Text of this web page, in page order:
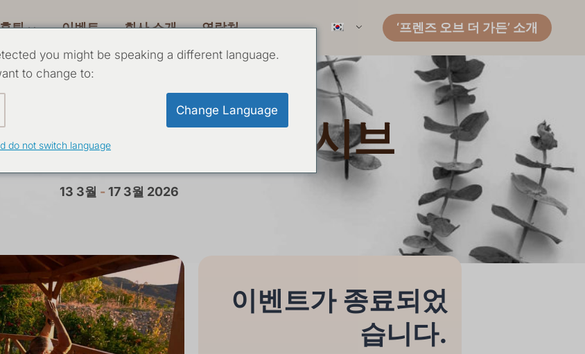
퇴 이벤트 회사 소개 연락처 ‘프렌즈 오브 더 가든’ 소개
5일 요가 인텐시브
13 3월 - 17 3월 2026
이벤트가 종료되었
습니다.
you might be speaking a different language.
to change to:
Change Language
do not switch language